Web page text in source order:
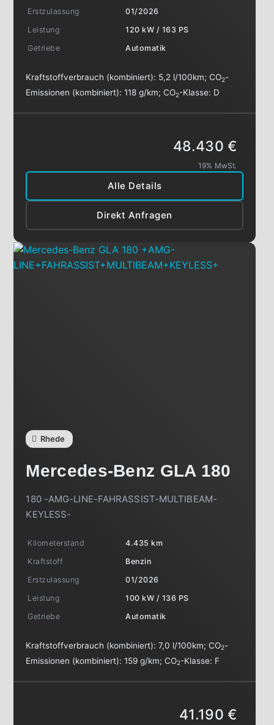
Erstzulassung
01/2026
Leistung
120 kW / 163 PS
Getriebe
Automatik
Kraftstoffverbrauch (kombiniert): 5,2 l/100km;CO2-
Emissionen (kombiniert):118 g/km;CO2-Klasse: D
Alle Details
Direkt Anfragen
48.430 €
19% MwSt.
Rhede
Mercedes-Benz GLA 180
180 -AMG-LINE-FAHRASSIST-MULTIBEAM-
KEYLESS-
Kilometerstand
4.435 km
Kraftstoff
Benzin
Erstzulassung
01/2026
Leistung
100 kW / 136 PS
Getriebe
Automatik
Kraftstoffverbrauch (kombiniert):7,0 l/100km;CO2-
Emissionen (kombiniert):159 g/km;CO2-Klasse: F
41.190 €